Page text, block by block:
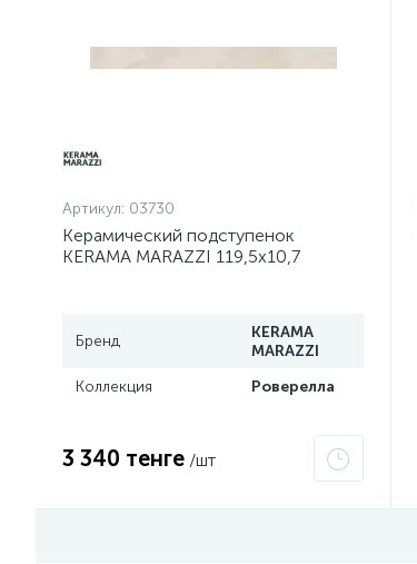
Артикул: 03730
Керамический подступенок
KERAMA MARAZZI 119,5х10,7
Бренд
KERAMA
MARAZZI
Коллекция
Роверелла
3 340 тенге /шт